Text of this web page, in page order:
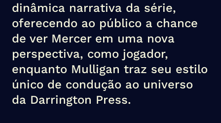
dinâmica narrativa da série,
oferecendo ao público a chance
de ver Mercer em uma nova
perspectiva, como jogador,
enquanto Mulligan traz seu estilo
único de condução ao universo
da Darrington Press.